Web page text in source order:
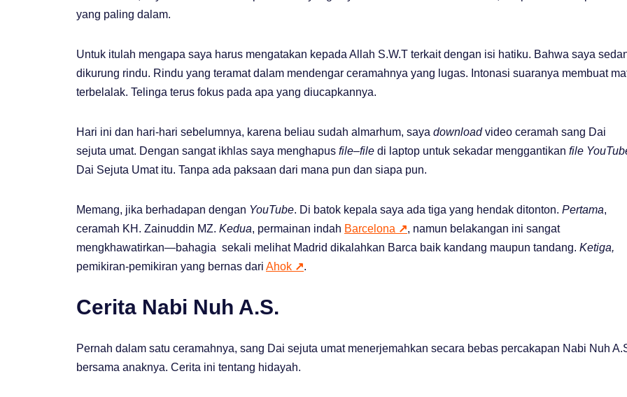
yang paling dalam.
Untuk itulah mengapa saya harus mengatakan kepada Allah S.W.T terkait dengan isi hatiku. Bahwa saya
dikurung rindu. Rindu yang teramat dalam mendengar ceramahnya yang lugas. Intonasi suaranya membuat
terbelalak. Telinga terus fokus pada apa yang diucapkannya.
Hari ini dan hari-hari sebelumnya, karena beliau sudah almarhum, saya downloadvideo ceramah sang Dai
sejuta umat. Dengan sangat ikhlas saya menghapus file–file di laptop untuk sekadar menggantikan file
Dai Sejuta Umat itu. Tanpa ada paksaan dari mana pun dan siapa pun.
Memang, jika berhadapan dengan YouTube. Di batok kepala saya ada tiga yang hendak ditonton. Pertama,
ceramah KH. Zainuddin MZ. Kedua, permainan indah Barcelona ↗, namun belakangan ini sangat
mengkhawatirkan—bahagia sekali melihat Madrid dikalahkan Barca baik kandang maupun tandang. Ketiga,
pemikiran-pemikiran yang bernas dari Ahok ↗.
Cerita Nabi Nuh A.S.
Pernah dalam satu ceramahnya, sang Dai sejuta umat menerjemahkan secara bebas percakapan Nabi Nuh
bersama anaknya. Cerita ini tentang hidayah.